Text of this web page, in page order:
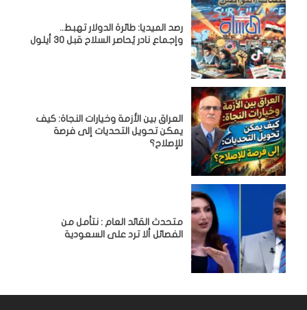
رصد الميديا: طائرة الدولار تهبط..
وإجماع نادر يُحاصر السلاح قبل 30 أيلول
العراق بين الأزمة وخيارات النجاة: كيف
يمكن تحويل التحديات إلى فرصة
للإصلاح؟
متحدث القائد العام : نتأمل من
الفصائل ألا ترد على السعودية